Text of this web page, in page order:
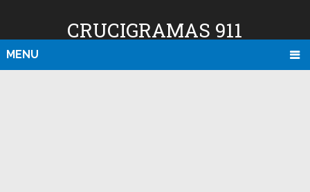
CRUCIGRAMAS 911
MENU